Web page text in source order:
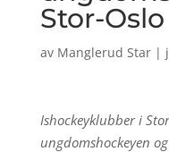
Stor-Oslo
av Manglerud Star|
Ishockeyklubber i
ungdomshockeyen